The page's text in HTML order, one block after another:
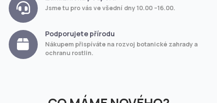
Jsme tu pro vás ve všední dny 10.00 –16.00.
Podporujete přírodu
Nákupem přispíváte na rozvoj botanické zahrady a
ochranu rostlin.